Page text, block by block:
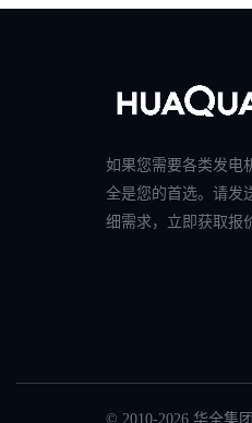
如果您需要各类发电
全是您的首选。请发
细需求，立即获取报
© 2010-2026 华全集